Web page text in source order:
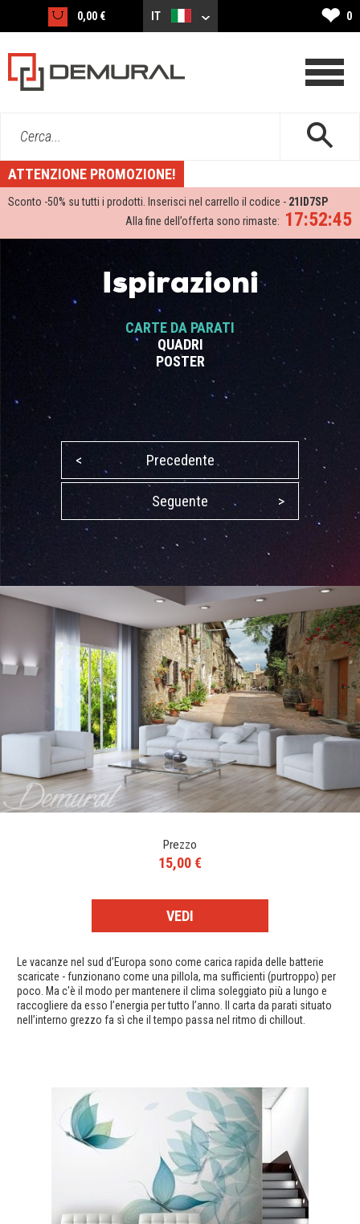
0,00 € IT ❤ 0
Cerca...
ATTENZIONE PROMOZIONE!
Sconto -50% su tutti i prodotti. Inserisci nel carrello il codice - 21ID7SP
17:52:45
Alla fine dell’offerta sono rimaste:
Ispirazioni
CARTE DA PARATI
QUADRI
POSTER
< Precedente
Seguente >
Prezzo
15,00 €
VEDI
Le vacanze nel sud d’Europa sono come carica rapida delle batterie
scaricate - funzionano come una pillola, ma sufficienti (purtroppo) per
poco. Ma c'è il modo per mantenere il clima soleggiato più a lungo e
raccogliere da esso l’energia per tutto l’anno. Il carta da parati situato
nell’interno grezzo fa sì che il tempo passa nel ritmo di chillout.